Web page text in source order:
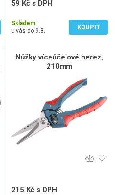
59 Kč s DPH
Skladem
u vás do 9.8.
KOUPIT
Nůžky víceúčelové nerez,
210mm
215 Kč s DPH